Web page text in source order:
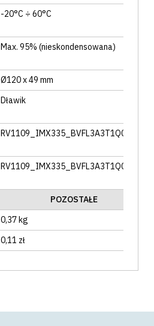
-20°C ÷ 60°C
Max. 95% (nieskondensowana)
Ø120 x 49 mm
Dławik
POZOSTAŁE
0,37 kg
0,11 zł